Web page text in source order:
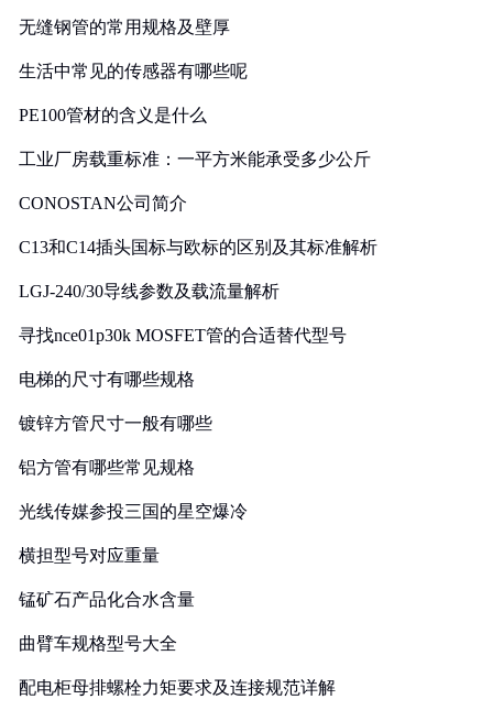
无缝钢管的常用规格及壁厚
生活中常见的传感器有哪些呢
PE100管材的含义是什么
工业厂房载重标准：一平方米能承受多少公斤
CONOSTAN公司简介
C13和C14插头国标与欧标的区别及其标准解析
LGJ-240/30导线参数及载流量解析
寻找nce01p30k MOSFET管的合适替代型号
电梯的尺寸有哪些规格
镀锌方管尺寸一般有哪些
铝方管有哪些常见规格
光线传媒参投三国的星空爆冷
横担型号对应重量
锰矿石产品化合水含量
曲臂车规格型号大全
配电柜母排螺栓力矩要求及连接规范详解